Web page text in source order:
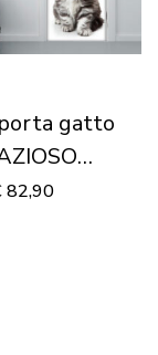
gatto
82,90